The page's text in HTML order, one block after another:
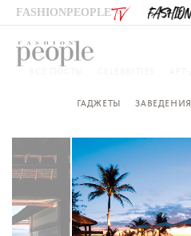
FASHIONPEOPLE
ГАДЖЕТЫ ЗАВЕДЕНИЯ